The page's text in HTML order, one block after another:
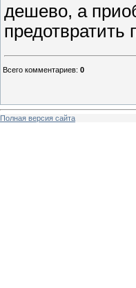
дешево, а
предотвратить
Всего комментариев: 0
Полная версия сайта